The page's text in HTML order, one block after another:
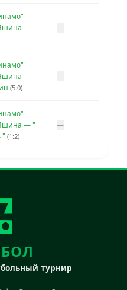
—
—
—
(5:0)
—
— "
" (1:2)
—
турнир